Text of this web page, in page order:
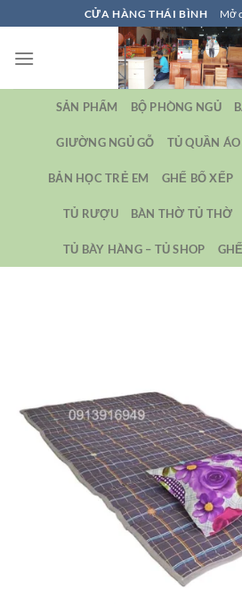
qua
nội
CỬA HÀNG THÁI BÌNH Mở
SẢN PHẨM BỘ PHÒNG NGỦ
GIƯỜNG NGỦ GỖ TỦ QUẦN
BẢN HỌC TRẺ EM GHẾ BỐ XẾP
TỦ RƯỢU BÀN THỜ TỦ THỜ
TỦ BÀY HÀNG – TỦ SHOP